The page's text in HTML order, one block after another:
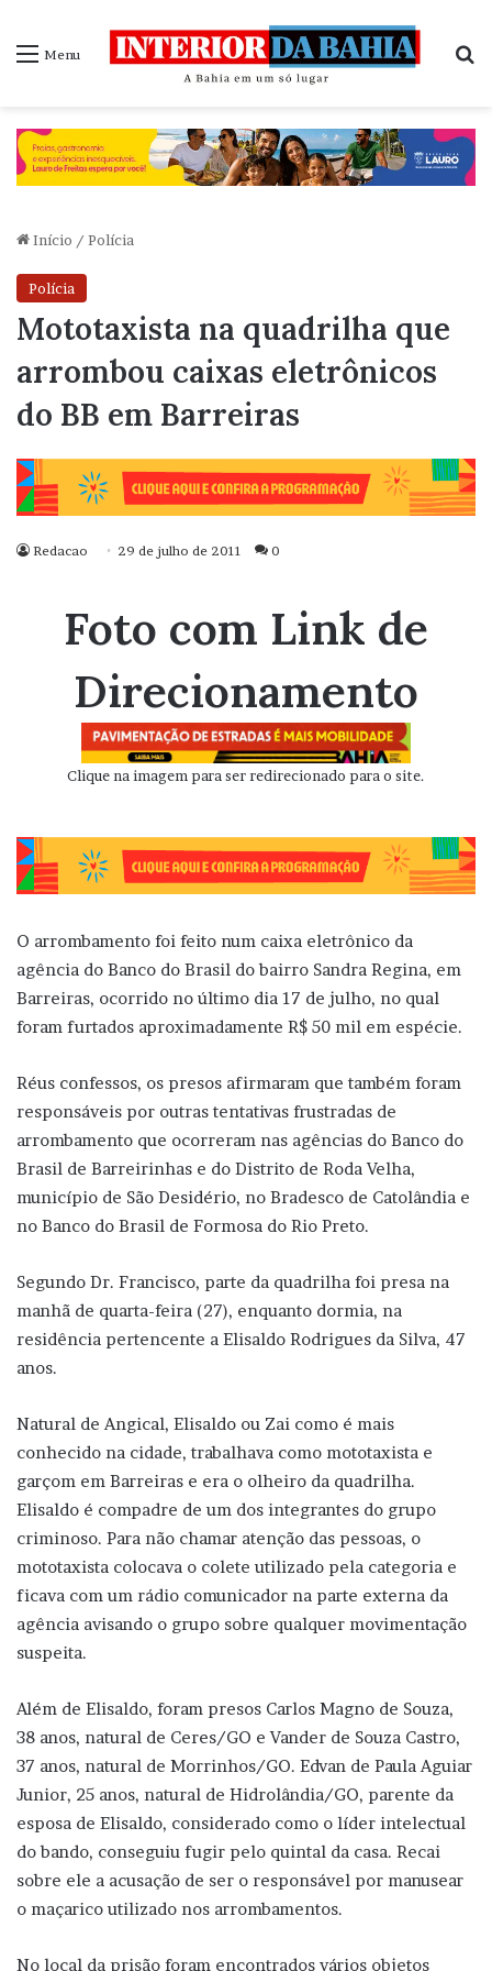
Menu
Início / Polícia
Polícia
Mototaxista na quadrilha que
arrombou caixas eletrônicos
do BB em Barreiras
Redacao 29 de julho de 2011 0
Foto com Link de
Direcionamento
Clique na imagem para ser redirecionado para o site.
O arrombamento foi feito num caixa eletrônico da
agência do Banco do Brasil do bairro Sandra Regina, em
Barreiras, ocorrido no último dia 17 de julho, no qual
foram furtados aproximadamente R$ 50 mil em espécie.
Réus confessos, os presos afirmaram que também foram
responsáveis por outras tentativas frustradas de
arrombamento que ocorreram nas agências do Banco do
Brasil de Barreirinhas e do Distrito de Roda Velha,
município de São Desidério, no Bradesco de Catolândia e
no Banco do Brasil de Formosa do Rio Preto.
Segundo Dr. Francisco, parte da quadrilha foi presa na
manhã de quarta-feira (27), enquanto dormia, na
residência pertencente a Elisaldo Rodrigues da Silva, 47
anos.
Natural de Angical, Elisaldo ou Zai como é mais
conhecido na cidade, trabalhava como mototaxista e
garçom em Barreiras e era o olheiro da quadrilha.
Elisaldo é compadre de um dos integrantes do grupo
criminoso. Para não chamar atenção das pessoas, o
mototaxista colocava o colete utilizado pela categoria e
ficava com um rádio comunicador na parte externa da
agência avisando o grupo sobre qualquer movimentação
suspeita.
Além de Elisaldo, foram presos Carlos Magno de Souza,
38 anos, natural de Ceres/GO e Vander de Souza Castro,
37 anos, natural de Morrinhos/GO. Edvan de Paula Aguiar
Junior, 25 anos, natural de Hidrolândia/GO, parente da
esposa de Elisaldo, considerado como o líder intelectual
do bando, conseguiu fugir pelo quintal da casa. Recai
sobre ele a acusação de ser o responsável por manusear
o maçarico utilizado nos arrombamentos.
No local da prisão foram encontrados vários objetos